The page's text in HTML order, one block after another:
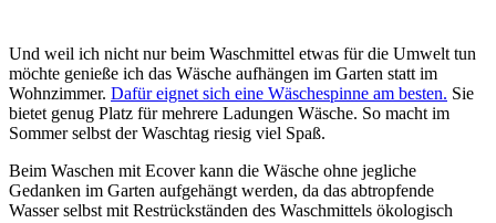
Und weil ich nicht nur beim Waschmittel etwas für die Umwelt tun
möchte genieße ich das Wäsche aufhängen im Garten statt im
Wohnzimmer. Dafür eignet sich eine Wäschespinne am besten. Sie
bietet genug Platz für mehrere Ladungen Wäsche. So macht im
Sommer selbst der Waschtag riesig viel Spaß.
Beim Waschen mit Ecover kann die Wäsche ohne jegliche
Gedanken im Garten aufgehängt werden, da das abtropfende
Wasser selbst mit Restrückständen des Waschmittels ökologisch